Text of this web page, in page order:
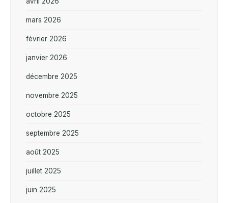
mars 2026
février 2026
janvier 2026
décembre 2025
novembre 2025
octobre 2025
septembre 2025
août 2025
juillet 2025
juin 2025